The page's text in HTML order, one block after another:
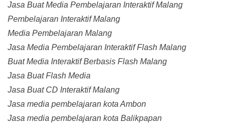
Jasa Buat Media Pembelajaran Interaktif Malang
Pembelajaran Interaktif Malang
Media Pembelajaran Malang
Jasa Media Pembelajaran Interaktif Flash Malang
Buat Media Interaktif Berbasis Flash Malang
Jasa Buat Flash Media
Jasa Buat CD Interaktif Malang
Jasa media pembelajaran kota Ambon
Jasa media pembelajaran kota Balikpapan